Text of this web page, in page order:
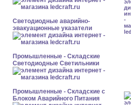
Светодиодные аварийно-
эвакуационные указатели
Промышленные - Складские
Светодиодные Светильники
Промышленные - Складские с
Блоком Аварийного Питания